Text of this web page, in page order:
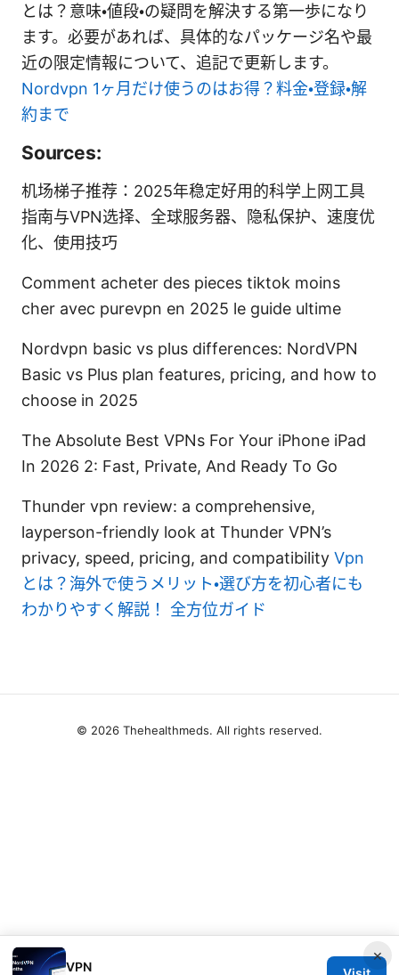
とは？意味・値段・の疑問を解決する第一歩になり
ます。必要があれば、具体的なパッケージ名や最
近の限定情報について、追記で更新します。
Nordvpn 1ヶ月だけ使うのはお得？料金・登録・解
約まで
Sources:
机场梯子推荐：2025年稳定好用的科学上网工具
指南与VPN选择、全球服务器、隐私保护、速度优
化、使用技巧
Comment acheter des pieces tiktok moins
cher avec purevpn en 2025 le guide ultime
Nordvpn basic vs plus differences: NordVPN
Basic vs Plus plan features, pricing, and how to
choose in 2025
The Absolute Best VPNs For Your iPhone iPad
In 2026 2: Fast, Private, And Ready To Go
Thunder vpn review: a comprehensive,
layperson-friendly look at Thunder VPN’s
privacy, speed, pricing, and compatibility Vpn
とは？海外で使うメリット・選び方を初心者にも
わかりやすく解説！ 全方位ガイド
×
VPN
© 2026 Thehealthmeds. All rights reserved.